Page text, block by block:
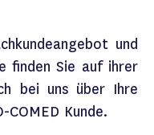
und
finden Sie auf ihrer
bei uns über Ihre
COMED Kunde.​